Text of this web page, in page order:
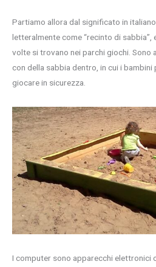
Partiamo allora dal significato in
letteralmente come “recinto di sabbia”,
volte si trovano nei parchi giochi. Sono
con della sabbia dentro, in cui i
giocare in sicurezza.
I computer sono apparecchi elettronici